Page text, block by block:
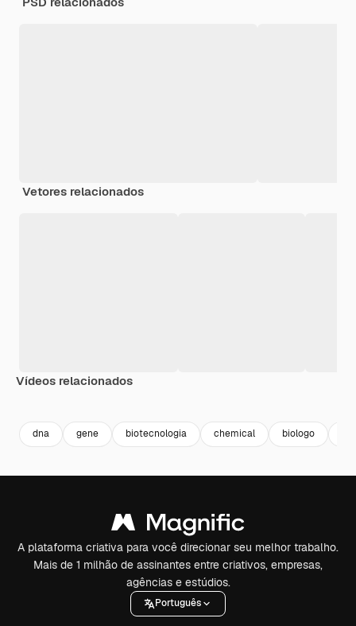
Vetores relacionados
Vídeos relacionados
dna gene biotecnologia chemical biologo
A plataforma criativa para você direcionar seu melhor trabalho.
Mais de 1 milhão de assinantes entre criativos, empresas,
agências e estúdios.
Português